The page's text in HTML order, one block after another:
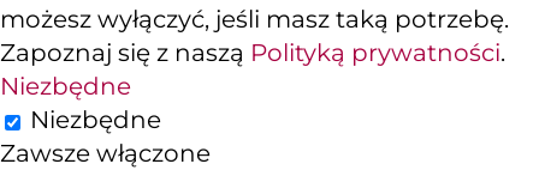
możesz wyłączyć, jeśli masz taką potrzebę.
Zapoznaj się z naszą Polityką prywatności.
Niezbędne
Niezbędne
Zawsze włączone